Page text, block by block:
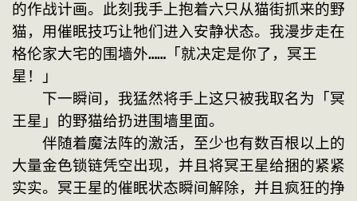
的作战计画。此刻我手上抱着六只从猫街抓来的野
猫，用催眠技巧让牠们进入安静状态。我漫步走在
格伦家大宅的围墙外……「就决定是你了，冥王
星！」
下一瞬间，我猛然将手上这只被我取名为「冥
王星」的野猫给扔进围墙里面。
伴随着魔法阵的激活，至少也有数百根以上的
大量金色锁链凭空出现，并且将冥王星给捆的紧紧
实实。冥王星的催眠状态瞬间解除，并且疯狂的挣